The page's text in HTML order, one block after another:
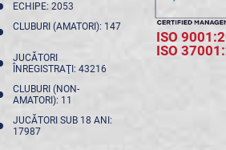
ECHIPE: 2053
CLUBURI (AMATORI): 147
JUCĂTORI
ÎNREGISTRAŢI: 43216
CLUBURI (NON-
AMATORI): 11
JUCĂTORI SUB 18 ANI:
17987
ISO
ISO